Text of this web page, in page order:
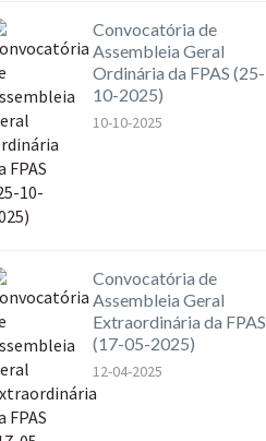
Convocatória de
Assembleia Geral
Ordinária da FPAS (25-
10-2025)
10-10-2025
Convocatória de
Assembleia Geral
Extraordinária da FPAS
(17-05-2025)
12-04-2025